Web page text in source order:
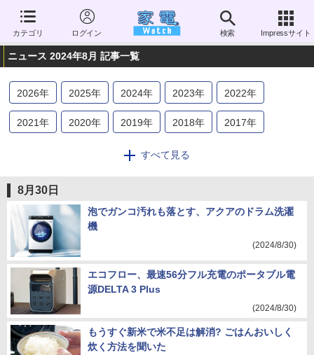
カテゴリ ログイン 検索 Impressサイト
ニュース 2024年8月 記事一覧
2026年 2025年 2024年 2023年 2022年
2021年 2020年 2019年 2018年 2017年
2014年 2013
すべて見る
8月30日
泡でガンコ汚れも落とす、アクアのドラム洗濯
機
(2024/8/30)
エコフロー、最速56分フル充電のポータブル電
源DELTA 3 Plus
(2024/8/30)
もうすぐ新米で米不足は解消? ごはんおいしく
炊く方法を聞いた